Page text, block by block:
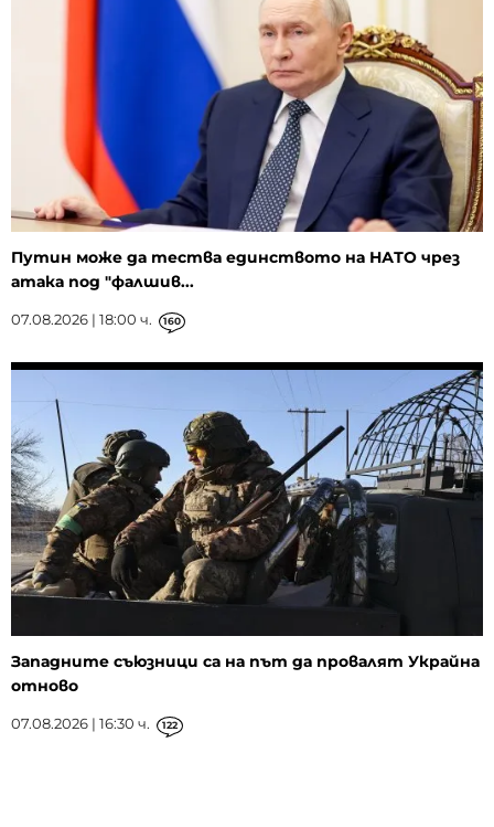
Путин може да тества единството на НАТО чрез
атака под "фалшив...
07.08.2026 | 18:00 ч. 160
Западните съюзници са на път да провалят Украйна
отново
07.08.2026 | 16:30 ч. 122